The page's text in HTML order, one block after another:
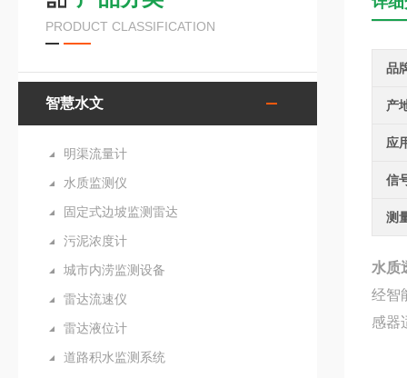
PRODUCT CLASSIFICATION
智慧水文
明渠流量计
水质监测仪
固定式边坡监测雷达
污泥浓度计
城市内涝监测设备
雷达流速仪
雷达液位计
道路积水监测系统
品
产
应
信
测
水质
经智
感器